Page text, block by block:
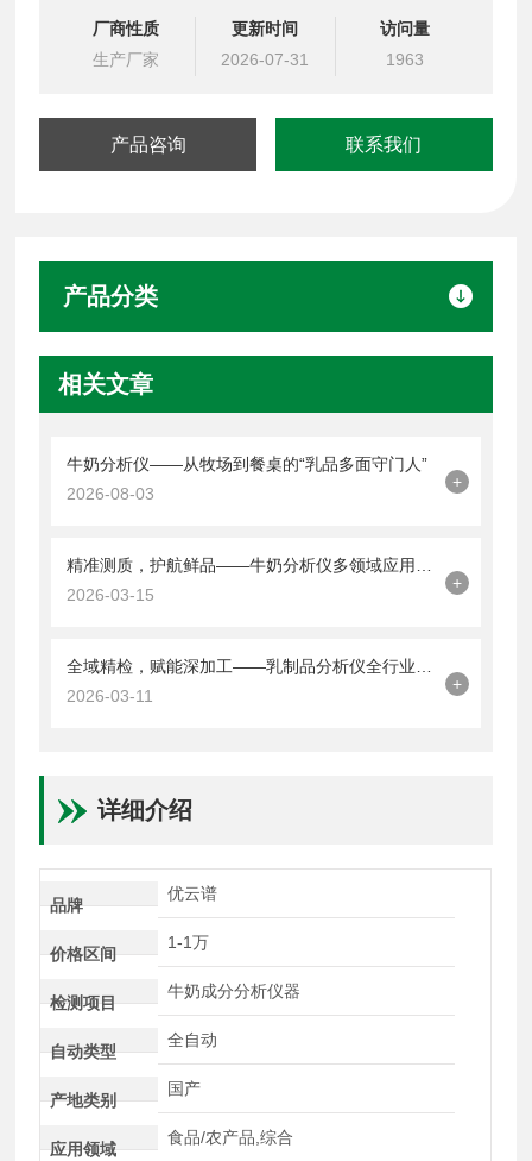
厂商性质
生产厂家
更新时间
2026-07-31
访问量
1963
产品咨询 联系我们
产品分类
相关文章
牛奶分析仪——从牧场到餐桌的“乳品多面守门人”
2026-08-03
+
精准测质，护航鲜品——牛奶分析仪多领域应用方案
2026-03-15
+
全域精检，赋能深加工——乳制品分析仪全行业应用指南
2026-03-11
+
详细介绍
品牌
优云谱
价格区间
1-1万
检测项目
牛奶成分分析仪器
自动类型
全自动
产地类别
国产
应用领域
食品/农产品,综合